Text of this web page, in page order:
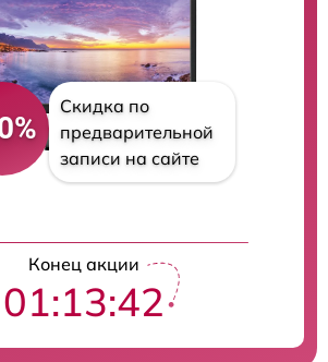
Скидка по
предварительной
записи на сайте
Конец акции
01:13:42